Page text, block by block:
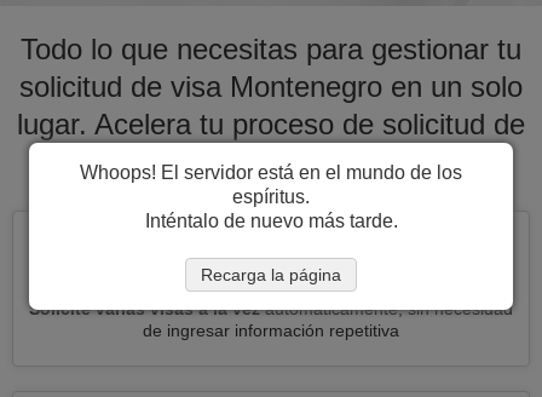
Todo lo que necesitas para gestionar tu
solicitud de visa Montenegro en un solo
lugar. Acelera tu proceso de solicitud de
visa para Montenegro.
Solicite varias visas a la vezautomáticamente, sin necesidad
de ingresar información repetitiva
Whoops! El servidor está en el mundo de los
espíritus.
Inténtalo de nuevo más tarde.
Recarga la página